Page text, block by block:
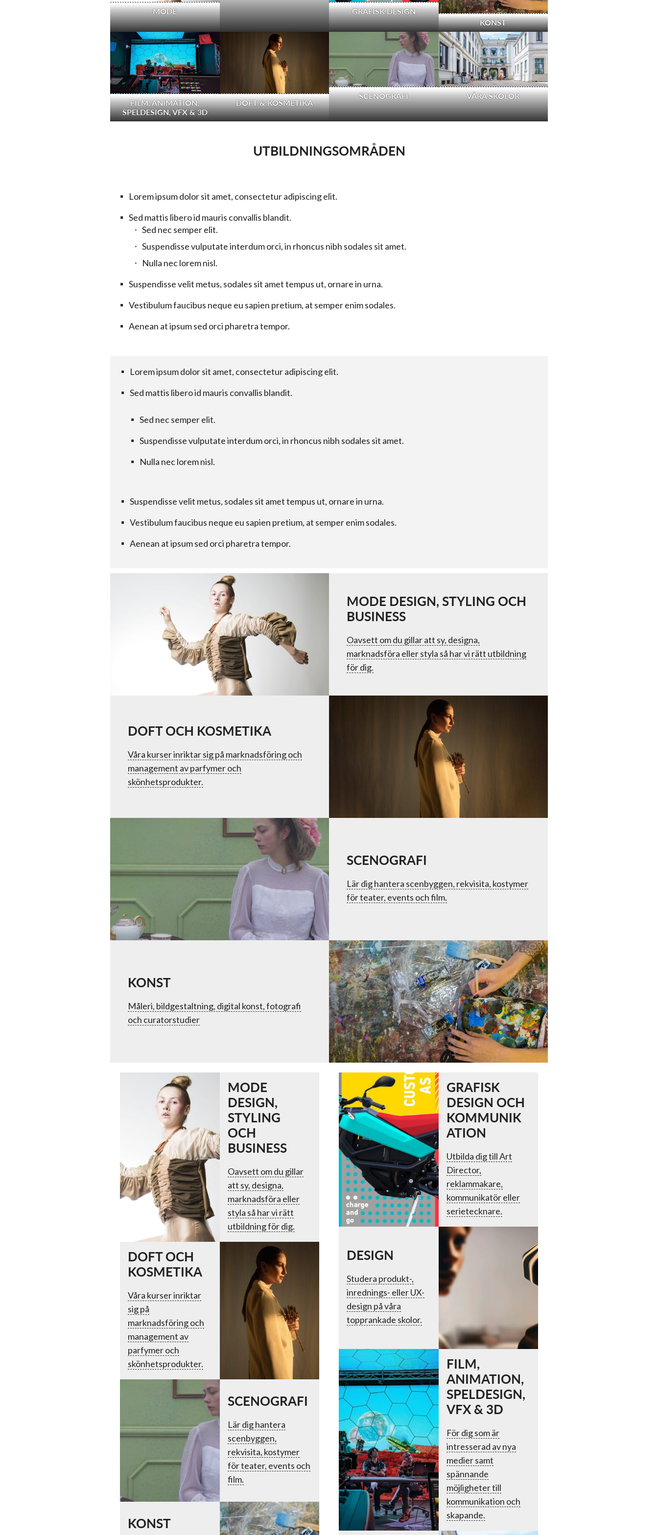
MODE
GRAFISK DESIGN
KONST
FILM, ANIMATION,
SPELDESIGN, VFX & 3D
DOFT & KOSMETIKA
SCENOGRAFI VÅRA SKOLOR
UTBILDNINGSOMRÅDEN
Lorem ipsum dolor sit amet, consectetur adipiscing elit.
Sed mattis libero id mauris convallis blandit.
Sed nec semper elit.
Suspendisse vulputate interdum orci, in rhoncus nibh sodales sit amet.
Nulla nec lorem nisl.
Suspendisse velit metus, sodales sit amet tempus ut, ornare in urna.
Vestibulum faucibus neque eu sapien pretium, at semper enim sodales.
Aenean at ipsum sed orci pharetra tempor.
Lorem ipsum dolor sit amet, consectetur adipiscing elit.
Sed mattis libero id mauris convallis blandit.
Sed nec semper elit.
Suspendisse vulputate interdum orci, in rhoncus nibh sodales sit amet.
Nulla nec lorem nisl.
Suspendisse velit metus, sodales sit amet tempus ut, ornare in urna.
Vestibulum faucibus neque eu sapien pretium, at semper enim sodales.
Aenean at ipsum sed orci pharetra tempor.
MODE DESIGN, STYLING OCH
BUSINESS
Oavsett om du gillar att sy, designa,
marknadsföra eller styla så har vi rätt utbildning
för dig.
DOFT OCH KOSMETIKA
Våra kurser inriktar sig på marknadsföring och
management av parfymer och
skönhetsprodukter.
SCENOGRAFI
Lär dig hantera scenbyggen, rekvisita, kostymer
för teater, events och film.
KONST
Måleri, bildgestaltning, digital konst, fotografi
och curatorstudier
MODE
DESIGN,
STYLING
OCH
BUSINESS
Oavsett om du gillar
att sy, designa,
marknadsföra eller
styla så har vi rätt
utbildning för dig.
DOFT OCH
KOSMETIKA
Våra kurser inriktar
sig på
marknadsföring och
management av
parfymer och
skönhetsprodukter.
SCENOGRAFI
Lär dig hantera
scenbyggen,
rekvisita, kostymer
för teater, events och
film.
KONST
GRAFISK
DESIGN OCH
KOMMUNIK
ATION
Utbilda dig till Art
Director,
reklammakare,
kommunikatör eller
serietecknare.
DESIGN
Studera produkt-,
inrednings- eller UX-
design på våra
topprankade skolor.
FILM,
ANIMATION,
SPELDESIGN,
VFX & 3D
För dig som är
intresserad av nya
medier samt
spännande
möjligheter till
kommunikation och
skapande.